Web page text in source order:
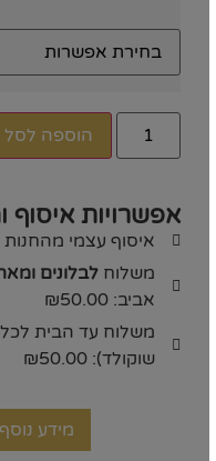
הוספה לסל
אפשרויות איסוף
איסוף עצמי מהחנות
משלוחלבלונים
אביב: ₪50.00
משלוח עד הבית לכל
שוקולד): ₪50.00
מידע נוסף